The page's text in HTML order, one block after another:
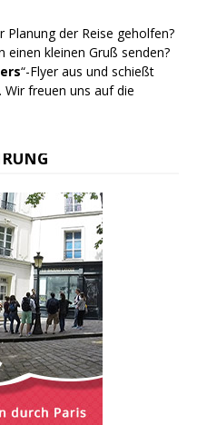
Planung der Reise geholfen?
einen kleinen Gruß senden?
“-Flyer aus und schießt
freuen uns auf die